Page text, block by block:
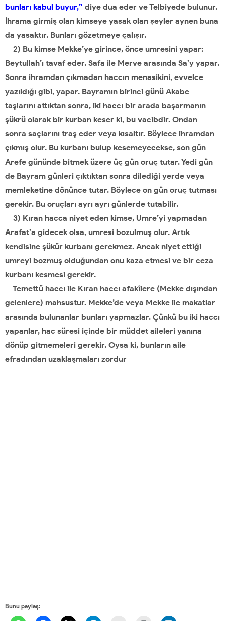
bunları kabul buyur,” diye dua eder ve Telbiyede bulunur.
İhrama girmiş olan kimseye yasak olan şeyler aynen buna
da yasaktır. Bunları gözetmeye çalışır.
2) Bu kimse Mekke’ye girince, önce umresini yapar:
Beytullah’ı tavaf eder. Safa ile Merve arasında Sa’y yapar.
Sonra ihramdan çıkmadan haccın menasikini, evvelce
yazıldığı gibi, yapar. Bayramın birinci günü Akabe
taşlarını attıktan sonra, iki haccı bir arada başarmanın
şükrü olarak bir kurban keser ki, bu vacibdir. Ondan
sonra saçlarını traş eder veya kısaltır. Böylece ihramdan
çıkmış olur. Bu kurbanı bulup kesemeyecekse, son gün
Arefe gününde bitmek üzere üç gün oruç tutar. Yedi gün
de Bayram günleri çıktıktan sonra dilediği yerde veya
memleketine dönünce tutar. Böylece on gün oruç tutması
gerekir. Bu oruçları ayrı ayrı günlerde tutabilir.
3) Kıran hacca niyet eden kimse, Umre’yi yapmadan
Arafat’a gidecek olsa, umresi bozulmuş olur. Artık
kendisine şükür kurbanı gerekmez. Ancak niyet ettiği
umreyi bozmuş olduğundan onu kaza etmesi ve bir ceza
kurbanı kesmesi gerekir.
Temettü haccı ile Kıran haccı afakîlere (Mekke dışından
gelenlere) mahsustur. Mekke’de veya Mekke ile makatlar
arasında bulunanlar bunları yapmazlar. Çünkü bu iki haccı
yapanlar, hac süresi içinde bir müddet aileleri yanına
dönüp gitmemeleri gerekir. Oysa ki, bunların aile
efradından uzaklaşmaları zordur
Bunu paylaş: